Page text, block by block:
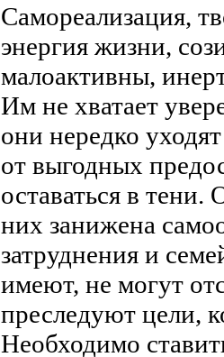
Самореализация,
энергия жизни,
малоактивны,
Им не хватает
они нередко
от выгодных
оставаться в
них занижена
затруднения и
имеют, не могут
преследуют цели,
Необходимо